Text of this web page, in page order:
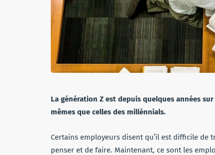
La génération Z est depuis quelques années
mêmes que celles des millénnials.
Certains employeurs disent qu’il est difficile de
penser et de faire. Maintenant, ce sont les